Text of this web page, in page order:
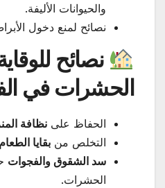
والحيوانات الأليفة.
نصائح لمنع دخول
نصائح
الحشرات في
الحفاظ على نظافة
التخلص من بقايا
سد الشقوق والفجوات
الحشرات.